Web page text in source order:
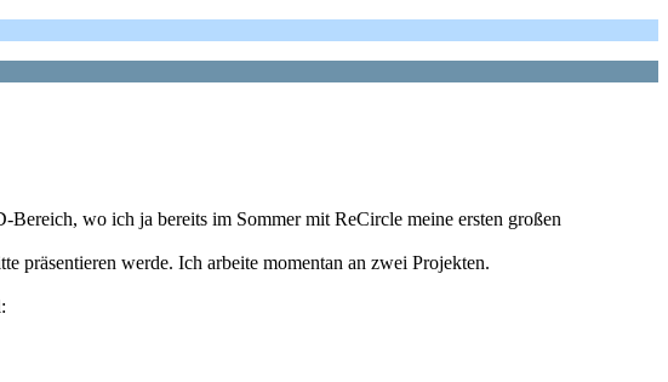
wo ich ja bereits im Sommer mit ReCircle meine ersten großen
präsentieren werde. Ich arbeite momentan an zwei Projekten.